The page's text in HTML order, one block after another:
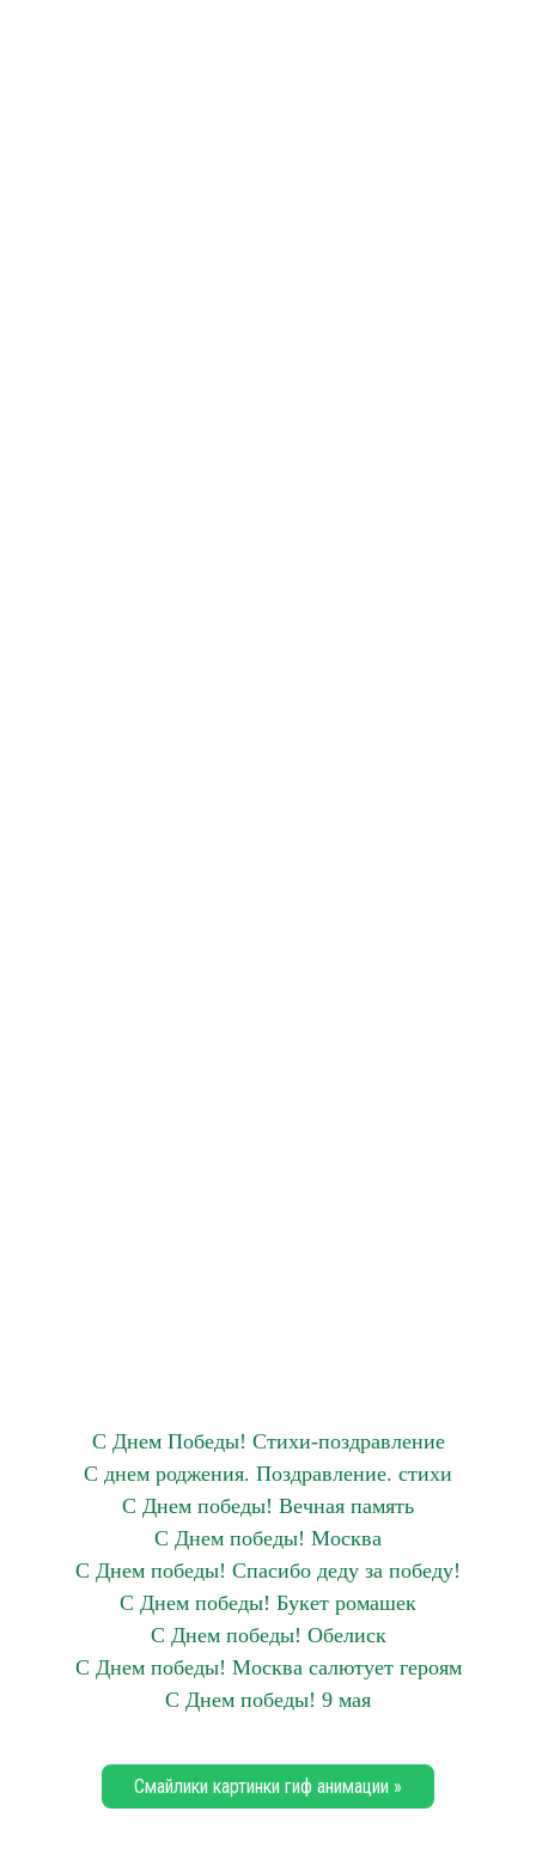
С Днем Победы! Стихи-поздравление
С днем роджения. Поздравление. стихи
С Днем победы! Вечная память
С Днем победы! Москва
С Днем победы! Спасибо деду за победу!
С Днем победы! Букет ромашек
С Днем победы! Обелиск
С Днем победы! Москва салютует героям
С Днем победы! 9 мая
Смайлики картинки гиф анимации »